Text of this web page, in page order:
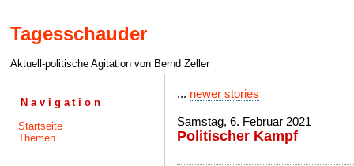
Tagesschauder
Aktuell-politische Agitation von Bernd Zeller
Navigation
Startseite
Themen
... newer stories
Samstag, 6. Februar 2021
Politischer Kampf